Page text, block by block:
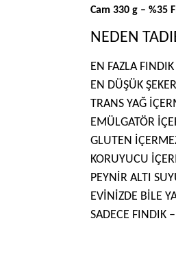
Cam 330 g – %35
NEDEN
EN FAZLA
EN DÜŞÜK
TRANS YAĞ
EMÜLGATÖR
GLUTEN
KORUYUCU
PEYNİR ALTI
EVİNİZDE BİLE
SADECE FINDIK